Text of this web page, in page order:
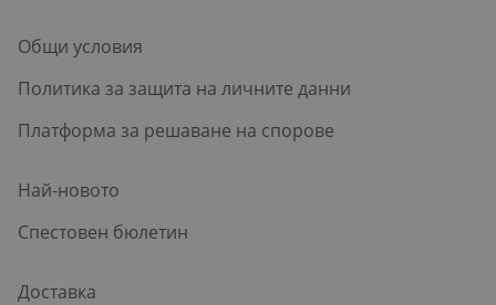
Общи условия
Политика за защита на личните данни
Платформа за решаване на спорове
Най-новото
Спестовен бюлетин
Доставка